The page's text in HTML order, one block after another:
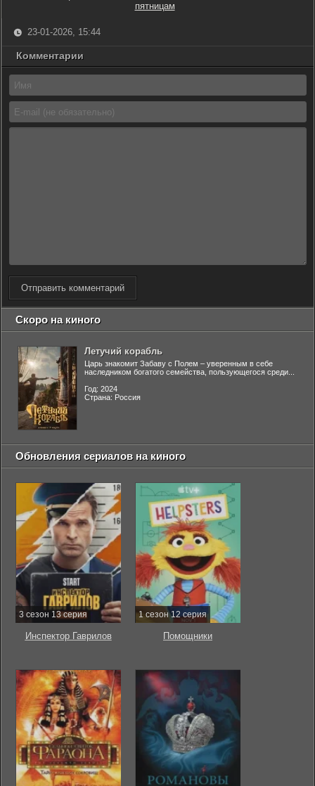
пятницам
23-01-2026, 15:44
Комментарии
Отправить комментарий
Скоро на киного
Летучий корабль
Царь знакомит Забаву с Полем – уверенным в себе
наследником богатого семейства, пользующегося среди...
Год: 2024
Страна: Россия
Обновления сериалов на киного
3 сезон 13 серия
Инспектор Гаврилов
1 сезон 12 серия
Помощники